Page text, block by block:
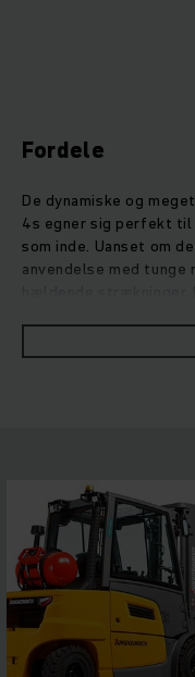
Fordele
De dynamiske og
4s egner sig perfekt til
som inde. Uanset om
anvendelse med tunge
pålidelig manøvrering
klarer det
imellem samt
en grænseflade.
vejen rundt. På den
arbejde i enhver